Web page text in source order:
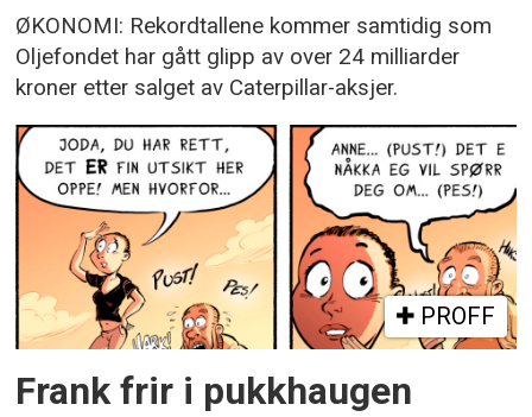
ØKONOMI: Rekordtallene kommer samtidig som
Oljefondet har gått glipp av over 24 milliarder
kroner etter salget av Caterpillar-aksjer.
PROFF
Frank frir i pukkhaugen